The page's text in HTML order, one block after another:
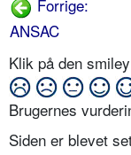
Forrige:
ANSAC
Klik på den
Brugernes
Siden er blevet